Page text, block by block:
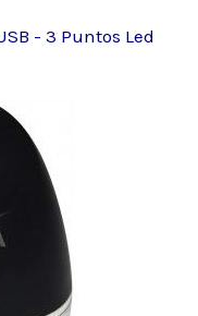
- 3 Puntos Led